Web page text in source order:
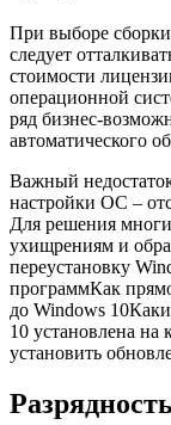
При выборе
следует
стоимости
операционной
ряд бизнес-
автоматического
Важный
настройки ОС –
Для решения
ухищрениям и
переустановку
программКак
до Windows
10 установлена
установить